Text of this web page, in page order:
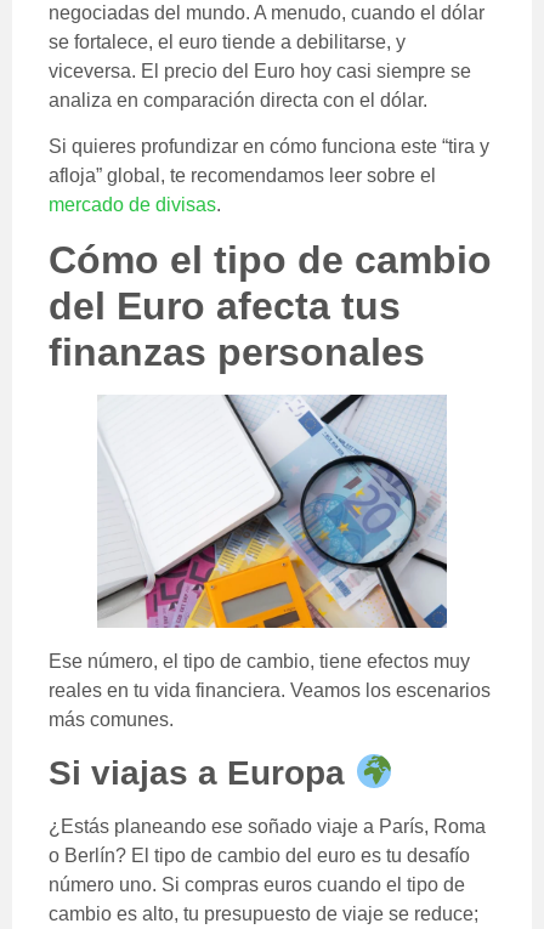
negociadas del mundo. A menudo, cuando el dólar
se fortalece, el euro tiende a debilitarse, y
viceversa. El precio del Euro hoy casi siempre se
analiza en comparación directa con el dólar.
Si quieres profundizar en cómo funciona este “tira y
afloja” global, te recomendamos leer sobre el
mercado de divisas.
Cómo el tipo de cambio
del Euro afecta tus
finanzas personales
Ese número, el tipo de cambio, tiene efectos muy
reales en tu vida financiera. Veamos los escenarios
más comunes.
Si viajas a Europa
¿Estás planeando ese soñado viaje a París, Roma
o Berlín? El tipo de cambio del euro es tu desafío
número uno. Si compras euros cuando el tipo de
cambio es alto, tu presupuesto de viaje se reduce;